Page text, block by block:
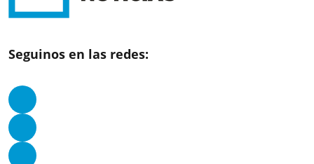
Seguinos en las redes: